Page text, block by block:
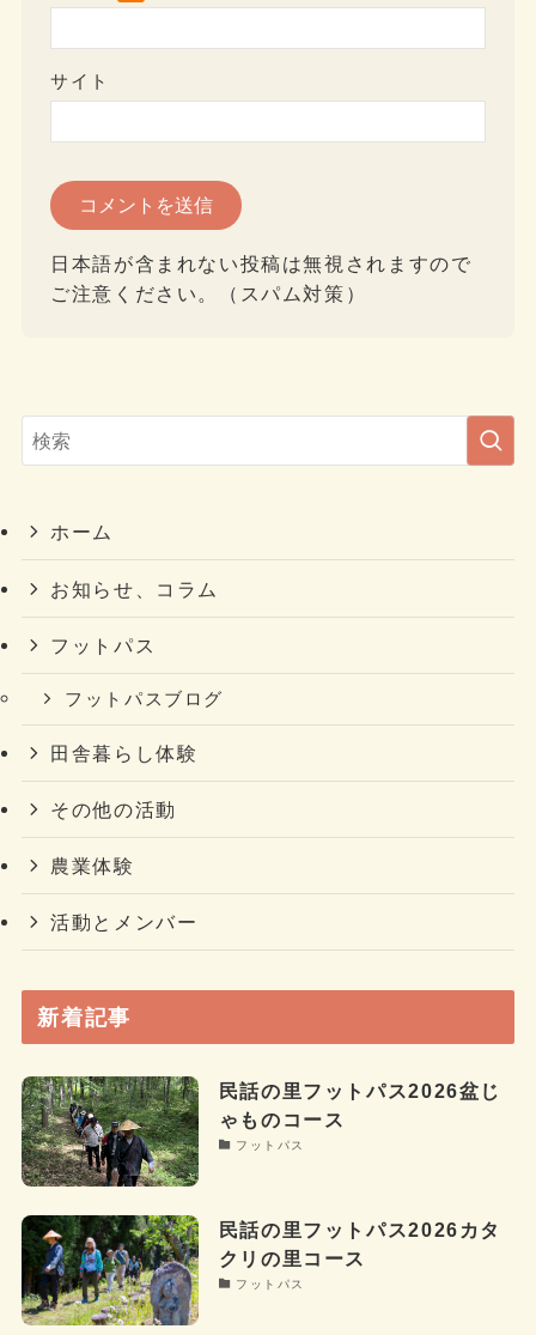
サイト
日本語が含まれない投稿は無視されますので
ご注意ください。（スパム対策）
ホーム
お知らせ、コラム
フットパス
フットパスブログ
田舎暮らし体験
その他の活動
農業体験
活動とメンバー
新着記事
民話の里フットパス2026盆じ
ゃものコース
フットパス
民話の里フットパス2026カタ
クリの里コース
フットパス